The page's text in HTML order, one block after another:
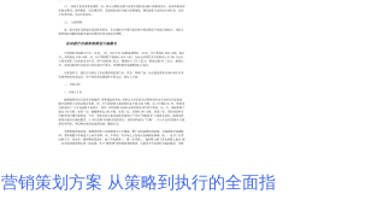
销策划方案 从策略到执行的全面指